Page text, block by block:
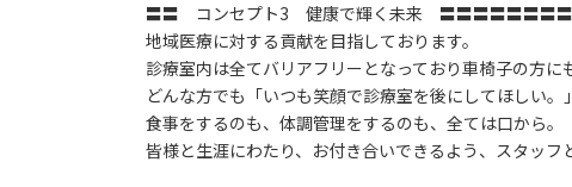
〓〓 コンセプト3 健康で輝く未来 〓〓〓〓〓〓〓〓
地域医療に対する貢献を目指しております。
診療室内は全てバリアフリーとなっており車椅子の方に
どんな方でも「いつも笑顔で診療室を後にしてほしい。
食事をするのも、体調管理をするのも、全ては口から。
皆様と生涯にわたり、お付き合いできるよう、スタッフ